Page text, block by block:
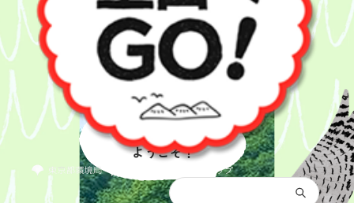
都庁総合トップ
里山へ
ようこそ！